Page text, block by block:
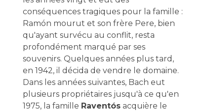
conséquences tragiques pour la famille :
Ramón mourut et son frère Pere, bien
qu'ayant survécu au conflit, resta
profondément marqué par ses
souvenirs. Quelques années plus tard,
en 1942, il décida de vendre le domaine.
Dans les années suivantes, Bach eut
plusieurs propriétaires jusqu'à ce qu'en
1975, la famille Raventósacquière le